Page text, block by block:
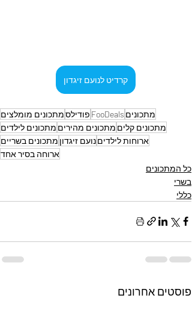
קרדיט לנועם זיגדון
מתכונים FooDeals פודילסמתכונים מומלצים
מתכונים קלים מתכונים מהירים מתכונים לילדים
ארוחות לילדיםנועם זיגדון מתכונים בשריים
ארוחה בסיר אחד
כל המתכונים
בשרי
כללי
פוסטים אחרונים